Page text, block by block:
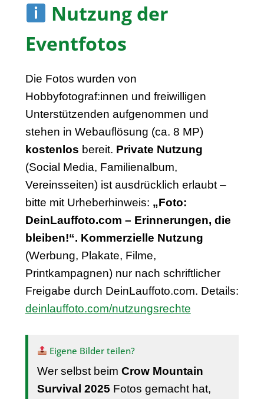
Nutzung der
Eventfotos
Die Fotos wurden von
Hobbyfotograf:innen und freiwilligen
Unterstützenden aufgenommen und
stehen in Webauflösung (ca. 8 MP)
kostenlos bereit. Private Nutzung
(Social Media, Familienalbum,
Vereinsseiten) ist ausdrücklich erlaubt –
bitte mit Urheberhinweis: „Foto:
DeinLauffoto.com – Erinnerungen, die
bleiben!“. Kommerzielle Nutzung
(Werbung, Plakate, Filme,
Printkampagnen) nur nach schriftlicher
Freigabe durch DeinLauffoto.com. Details:
deinlauffoto.com/nutzungsrechte
Eigene Bilder teilen?
Wer selbst beim Crow Mountain
Survival 2025 Fotos gemacht hat,